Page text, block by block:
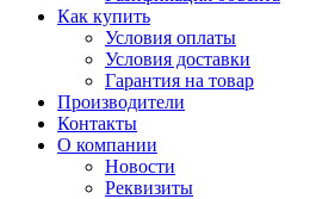
Как купить
Условия оплаты
Условия доставки
Гарантия на товар
Производители
Контакты
О компании
Новости
Реквизиты